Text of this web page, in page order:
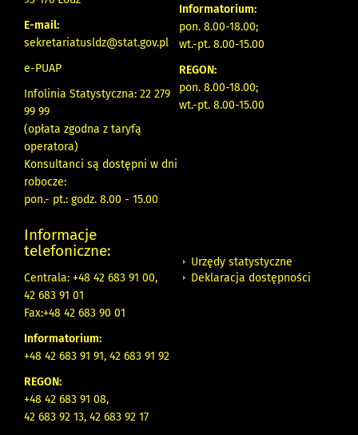
E-mail:
sekretariatusldz@stat.gov.pl
e-PUAP
Infolinia Statystyczna: 22 279
99 99
(opłata zgodna z taryfą
operatora)
Konsultanci są dostępni w dni
robocze:
pon.- pt.: godz. 8.00 - 15.00
Informatorium:
pon. 8.00-18.00;
wt.-pt. 8.00-15.00
REGON:
pon. 8.00-18.00;
wt.-pt. 8.00-15.00
Informacje
telefoniczne:
Centrala: +48 42 683 91 00,
42 683 91 01
Fax:+48 42 683 90 01
Informatorium:
+48 42 683 91 91, 42 683 91 92
REGON:
+48 42 683 91 08,
42 683 92 13, 42 683 92 17
Urzędy statystyczne
Deklaracja dostępności